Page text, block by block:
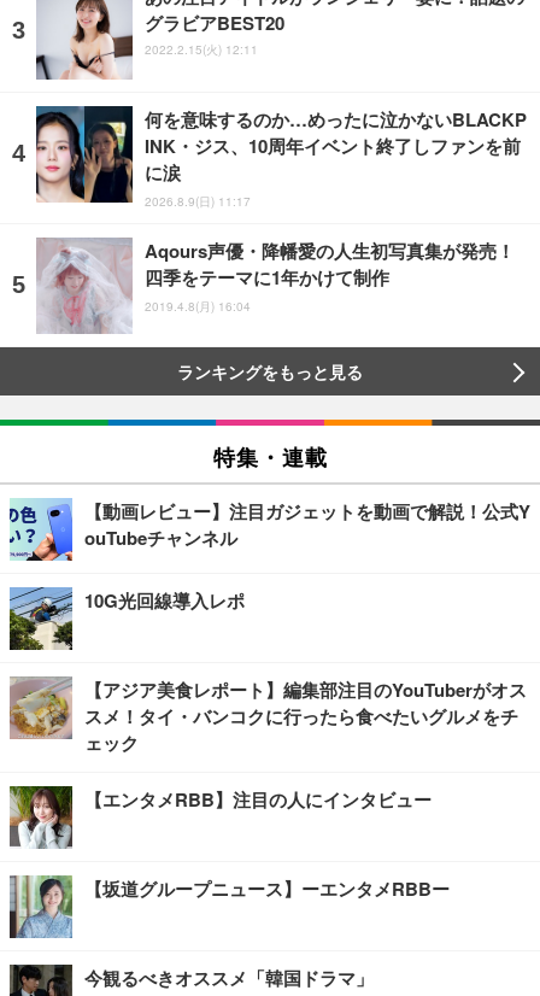
グラビアBEST20
2022.2.15(火) 12:11
何を意味するのか…めったに泣かないBLACKP
INK・ジス、10周年イベント終了しファンを前
に涙
2026.8.9(日) 11:17
Aqours声優・降幡愛の人生初写真集が発売！
四季をテーマに1年かけて制作
2019.4.8(月) 16:04
ランキングをもっと見る
特集・連載
【動画レビュー】注目ガジェットを動画で解説！公式Y
ouTubeチャンネル
10G光回線導入レポ
【アジア美食レポート】編集部注目のYouTuberがオス
スメ！タイ・バンコクに行ったら食べたいグルメをチ
ェック
【エンタメRBB】注目の人にインタビュー
【坂道グループニュース】ーエンタメRBBー
今観るべきオススメ「韓国ドラマ」